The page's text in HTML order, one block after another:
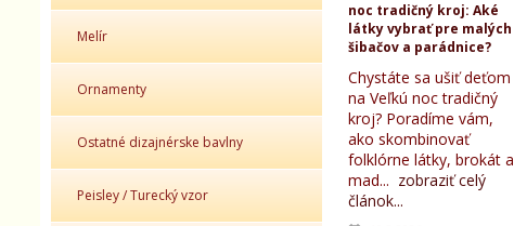
Melír
Ornamenty
Ostatné dizajnérske bavlny
Peisley / Turecký vzor
noc tradičný kroj: Aké
látky vybrať pre malých
šibačov a parádnice?
Chystáte sa ušiť deťom
na Veľkú noc tradičný
kroj? Poradíme vám,
ako skombinovať
folklórne látky, brokát a
mad... zobraziť celý
článok...